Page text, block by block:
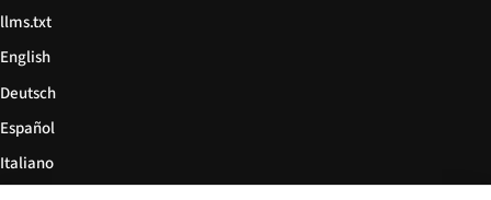
llms.txt
English
Deutsch
Español
Italiano